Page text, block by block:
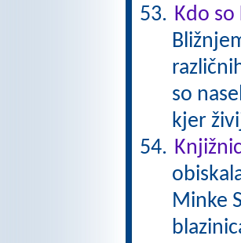
Kdo so
so
kjer
Minke